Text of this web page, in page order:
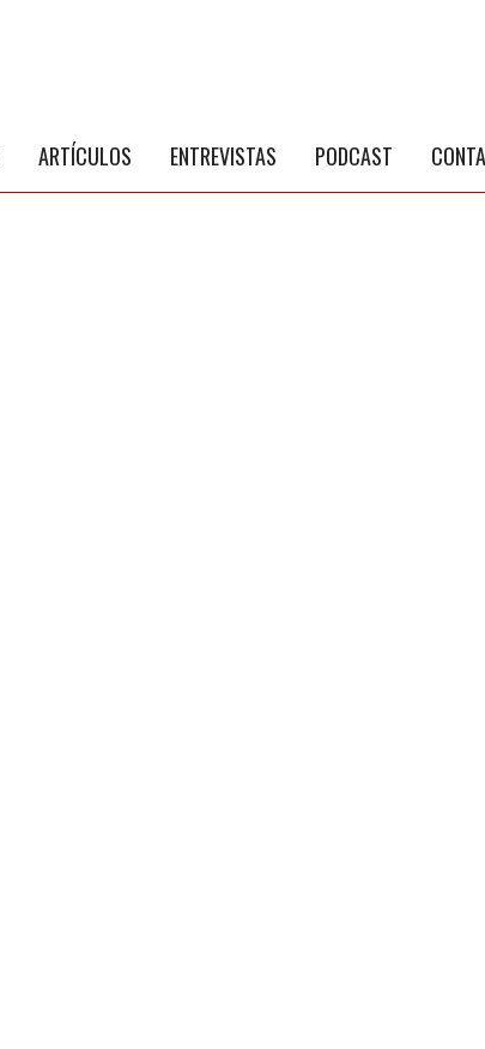
ARTÍCULOS ENTREVISTAS PODCAST